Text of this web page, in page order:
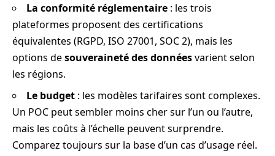
La conformité réglementaire : les trois
plateformes proposent des certifications
équivalentes (RGPD, ISO 27001, SOC 2), mais les
options desouveraineté des donnéesvarient selon
les régions.
Le budget : les modèles tarifaires sont complexes.
Un POC peut sembler moins cher sur l’un ou l’autre,
mais les coûts à l’échelle peuvent surprendre.
Comparez toujours sur la base d’un cas d’usage réel.